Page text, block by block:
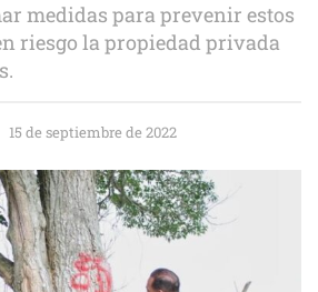
medidas para prevenir estos
riesgo la propiedad privada
15 de septiembre de 2022